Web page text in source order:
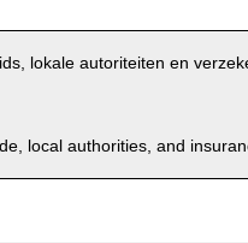
lokale autoriteiten en
local authorities, and